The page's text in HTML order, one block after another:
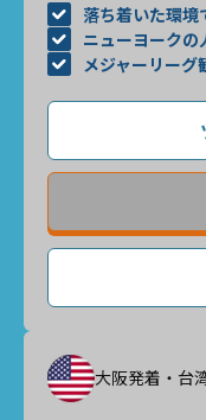
落ち着いた環境
ニューヨーク
メジャーリーグ
大阪発着・台